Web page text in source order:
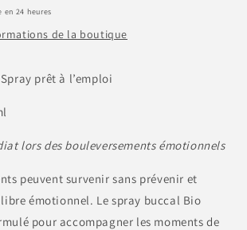
24 heures
de la boutique
prêt à l’emploi
lors des bouleversements émotionnels
peuvent survenir sans prévenir et
émotionnel. Le spray buccal Bio
pour accompagner les moments de